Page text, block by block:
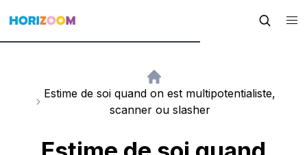
Estime de soi quand on est multipotentialiste,
scanner ou slasher